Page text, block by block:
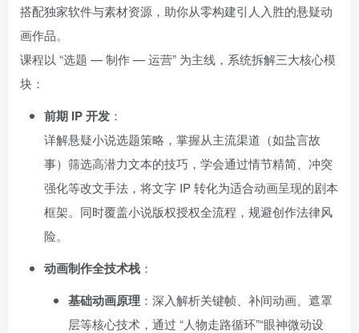
搭配独家软件与素材资源，助你从零构建引人入胜的悬疑动
画作品。
课程以 “选题 — 制作 — 运营” 为主线，系统拆解三大核心模
块：
前期 IP 开发 ：
详解悬疑小说选题策略，掌握从主流渠道（如盐言故
事）筛选高潜力文本的技巧，学会通过情节精简、冲突
强化等改文手法，将文字 IP 转化为适合动画呈现的剧本
框架。同时覆盖小说版权授权全流程，规避创作法律风
险。
动画制作全技术栈 ：
基础动画原理 ：深入解析关键帧、补间动画、遮罩
层等核心技术，通过 “人物走路循环”“眼神微动设